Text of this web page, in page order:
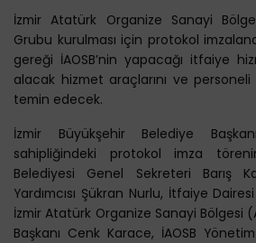
İzmir Atatürk Organize Sanayi
Grubu kurulması için protokol
gereği İAOSB’nin yapacağı itfaiye
alacak hizmet araçlarını ve personeli
temin edecek.
İzmir Büyükşehir Belediye
sahipliğindeki protokol imza
Belediyesi Genel Sekreteri Barış
Yardımcısı Şükran Nurlu, İtfaiye
İzmir Atatürk Organize Sanayi Bölgesi
Başkanı Cenk Karace, İAOSB